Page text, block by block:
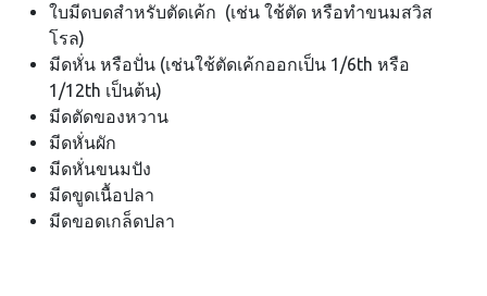
ใบมีดบดสำหรับตัดเค้ก (เช่น ใช้ตัด หรือทำขนมสวิส
โรล)
มีดหั่น หรือปั่น (เช่นใช้ตัดเค้กออกเป็น 1/6th หรือ
1/12th เป็นต้น)
มีดตัดของหวาน
มีดหั่นผัก
มีดหั่นขนมปัง
มีดขูดเนื้อปลา
มีดขอดเกล็ดปลา